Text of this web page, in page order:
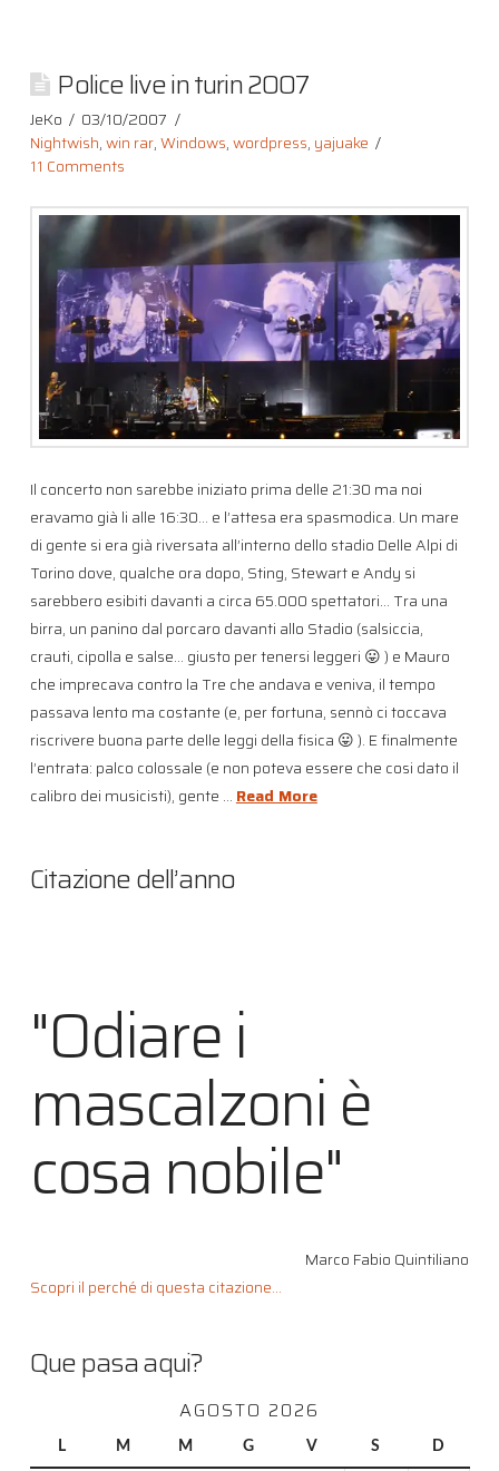
Police live in turin 2007
JeKo
03/10/2007
Nightwish,win rar,Windows,wordpress, yajuake
11 Comments
Il concerto non sarebbe iniziato prima delle 21:30 ma noi
eravamo già li alle 16:30… e l’attesa era spasmodica. Un mare
di gente si era già riversata all’interno dello stadio Delle Alpi di
Torino dove, qualche ora dopo, Sting, Stewart e Andy si
sarebbero esibiti davanti a circa 65.000 spettatori… Tra una
birra, un panino dal porcaro davanti allo Stadio (salsiccia,
crauti, cipolla e salse… giusto per tenersi leggeri 😛 ) e Mauro
che imprecava contro la Tre che andava e veniva, il tempo
passava lento ma costante (e, per fortuna, sennò ci toccava
riscrivere buona parte delle leggi della fisica 😛 ). E finalmente
l’entrata: palco colossale (e non poteva essere che cosi dato il
calibro dei musicisti), gente …Read More
Citazione dell’anno
"Odiare i
mascalzoni è
cosa nobile"
Marco Fabio Quintiliano
Scopri il perché di questa citazione...
Que pasa aqui?
AGOSTO 2026
L M M G V S D